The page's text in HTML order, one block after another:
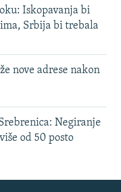
Iskopavanja bi
Srbija bi trebala
nove adrese nakon
Negiranje
od 50 posto